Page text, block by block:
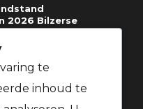
2026 Bilzerse
deelname gratis
08.08.2026
te
inhoud te